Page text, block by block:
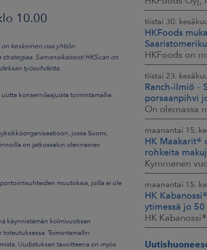
10.00
keskeinen osa yhtiön
Samanaikaisesti HKScan on
työsuhdetta.
konsernilaajuista toimintamallia.
jossa Suomi,
on jatkossakin olennainen
muutoksia, joilla ei ole
käynnistämän kolmivuotisen
Toimintamallin
Uudistuksen tavoitteena on myös
tiistai 30.
HKFoods
tiistai 23.
Ranch-ilmiö –
porsaanpihvi
maanantai 15.
HK Maakarit®
rohkeita
maanantai 15.
HK
ytimessä jo